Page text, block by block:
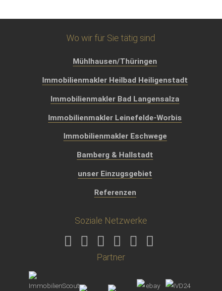
Wo wir für Sie tätig sind
Mühlhausen/Thüringen
Immobilienmakler Heilbad Heiligenstadt
Immobilienmakler Bad Langensalza
Immobilienmakler Leinefelde-Worbis
Immobilienmakler Eschwege
Bamberg & Hallstadt
unser Einzugsgebiet
Referenzen
Soziale Netzwerke
Partner